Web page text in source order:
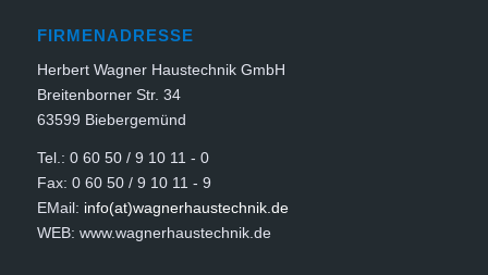
FIRMENADRESSE
Herbert Wagner Haustechnik GmbH
Breitenborner Str. 34
63599 Biebergemünd
Tel.: 0 60 50 / 9 10 11 - 0
Fax: 0 60 50 / 9 10 11 - 9
EMail: info(at)wagnerhaustechnik.de
WEB: www.wagnerhaustechnik.de